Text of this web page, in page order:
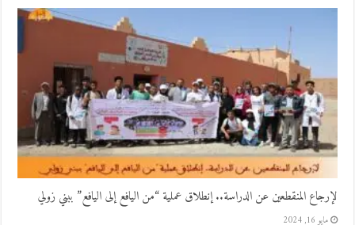
لإرجاع المنقطعين عن الدراسة.. إنطلاق عملية “من اليافع إلى اليافع” ببني زولي
مايو 16, 2024